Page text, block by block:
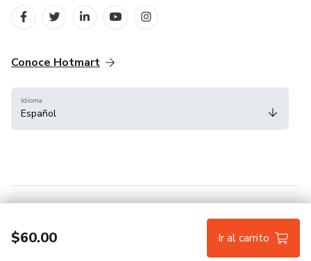
$60.00 Ir al carrito
Conoce Hotmart
Idioma
Español
Hotmart — 2011-2026 © Todos los derechos reservados.